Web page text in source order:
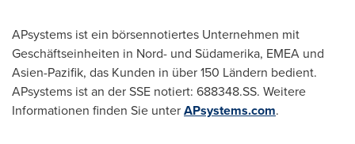
APsystems ist ein börsennotiertes Unternehmen mit
Geschäftseinheiten in Nord- und Südamerika, EMEA und
Asien-Pazifik, das Kunden in über 150 Ländern bedient.
APsystems ist an der SSE notiert: 688348.SS. Weitere
Informationen finden Sie unterAPsystems.com.